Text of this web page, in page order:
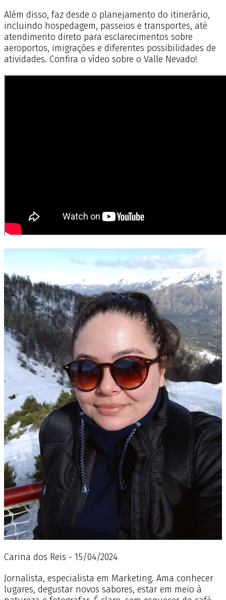
Além disso, faz desde o planejamento do itinerário,
incluindo hospedagem, passeios e transportes, até
atendimento direto para esclarecimentos sobre
aeroportos, imigrações e diferentes possibilidades de
atividades. Confira o vídeo sobre o Valle Nevado!
Carina dos Reis - 15/04/2024
Jornalista, especialista em Marketing. Ama conhecer
lugares, degustar novos sabores, estar em meio à